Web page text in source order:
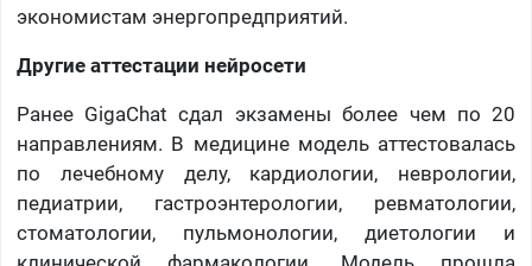
экономистам энергопредприятий.
Другие аттестации нейросети
Ранее GigaChat сдал экзамены более чем по 20
направлениям. В медицине модель аттестовалась
по лечебному делу, кардиологии, неврологии,
педиатрии, гастроэнтерологии, ревматологии,
стоматологии, пульмонологии, диетологии и